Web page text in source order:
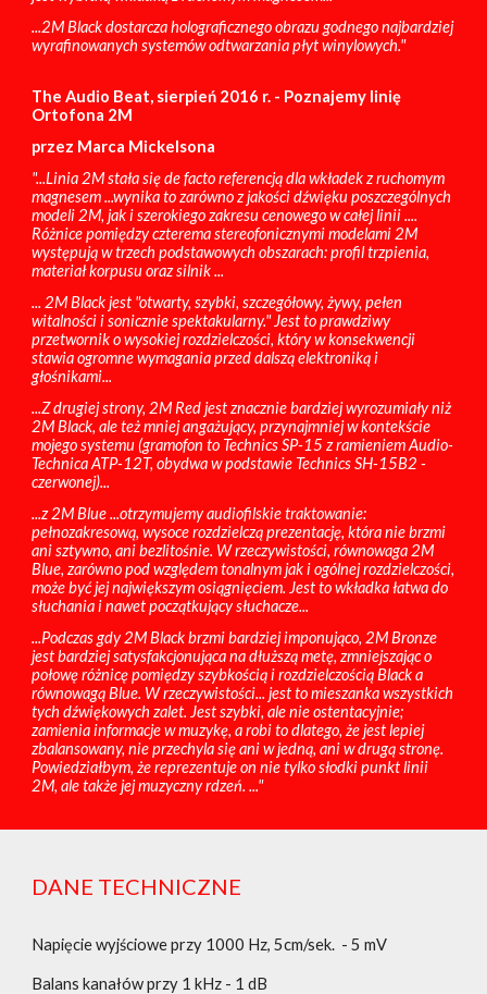
...2M Black dostarcza holograficznego obrazu godnego najbardziej
wyrafinowanych systemów odtwarzania płyt winylowych."
The Audio Beat, sierpień 2016 r. - Poznajemy linię
Ortofona 2M
przez Marca Mickelsona
"...Linia 2M stała się de facto referencją dla wkładek z ruchomym
magnesem ...wynika to zarówno z jakości dźwięku poszczególnych
modeli 2M, jak i szerokiego zakresu cenowego w całej linii ....
Różnice pomiędzy czterema stereofonicznymi modelami 2M
występują w trzech podstawowych obszarach: profil trzpienia,
materiał korpusu oraz silnik ...
... 2M Black jest "otwarty, szybki, szczegółowy, żywy, pełen
witalności i sonicznie spektakularny." Jest to prawdziwy
przetwornik o wysokiej rozdzielczości, który w konsekwencji
stawia ogromne wymagania przed dalszą elektroniką i
głośnikami...
...Z drugiej strony, 2M Red jest znacznie bardziej wyrozumiały niż
2M Black, ale też mniej angażujący, przynajmniej w kontekście
mojego systemu (gramofon to Technics SP-15 z ramieniem Audio-
Technica ATP-12T, obydwa w podstawie Technics SH-15B2 -
czerwonej)...
...z 2M Blue ...otrzymujemy audiofilskie traktowanie:
pełnozakresową, wysoce rozdzielczą prezentację, która nie brzmi
ani sztywno, ani bezlitośnie. W rzeczywistości, równowaga 2M
Blue, zarówno pod względem tonalnym jak i ogólnej rozdzielczości,
może być jej największym osiągnięciem. Jest to wkładka łatwa do
słuchania i nawet początkujący słuchacze...
...Podczas gdy 2M Black brzmi bardziej imponująco, 2M Bronze
jest bardziej satysfakcjonująca na dłuższą metę, zmniejszając o
połowę różnicę pomiędzy szybkością i rozdzielczością Black a
równowagą Blue. W rzeczywistości... jest to mieszanka wszystkich
tych dźwiękowych zalet. Jest szybki, ale nie ostentacyjnie;
zamienia informacje w muzykę, a robi to dlatego, że jest lepiej
zbalansowany, nie przechyla się ani w jedną, ani w drugą stronę.
Powiedziałbym, że reprezentuje on nie tylko słodki punkt linii
2M, ale także jej muzyczny rdzeń. ..."
DANE TECHNICZNE
Napięcie wyjściowe przy 1000 Hz, 5cm/sek. - 5 mV
Balans kanałów przy 1 kHz - 1 dB